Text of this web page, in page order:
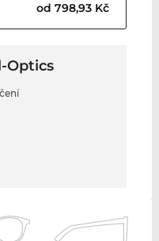
od 798,93 Kč
Optics